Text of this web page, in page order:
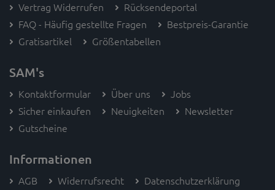
Vertrag Widerrufen
Rücksendeportal
FAQ - Häufig gestellte Fragen
Bestpreis-Garantie
Gratisartikel
Größentabellen
SAM's
Kontaktformular Über uns
Jobs
Sicher einkaufen
Neuigkeiten
Newsletter
Gutscheine
Informationen
AGB Widerrufsrecht
Datenschutzerklärung